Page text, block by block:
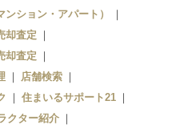
ション・アパート）
却査定
却査定
店舗検索
住まいるサポート21
クター紹介